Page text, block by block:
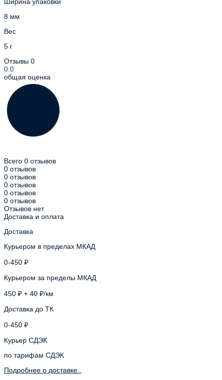
8 мм
Вес
5 г
Отзывы 0
0.0
общая оценка
Всего 0 отзывов
0 отзывов
0 отзывов
0 отзывов
0 отзывов
0 отзывов
Отзывов нет
Доставка и оплата
Доставка
Курьером в пределах МКАД
0-450 ₽
Курьером за пределы МКАД
450 ₽ + 40 ₽/км
Доставка до ТК
0-450 ₽
Курьер СДЭК
по тарифам СДЭК
Подробнее о доставке..